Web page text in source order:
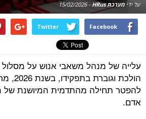
על ידימערכת HRus -
15/02/2026
Facebook
Twitter
עלייה של מנהל משאבי אנוש על
הולכת
להפטר תחילה מהתדמית המיושנת של
אדם.